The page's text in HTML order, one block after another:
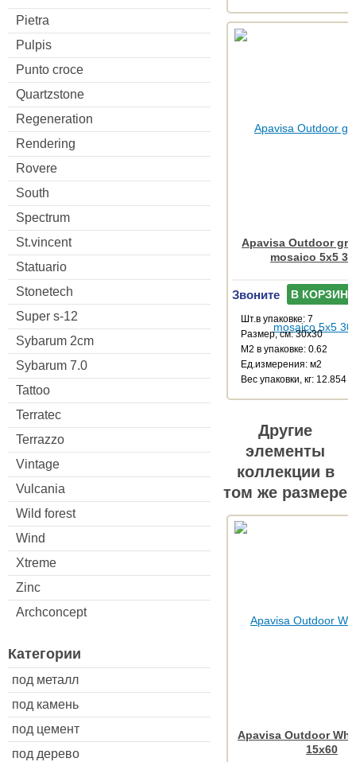
Pietra
Pulpis
Punto croce
Quartzstone
Regeneration
Rendering
Rovere
South
Spectrum
St.vincent
Statuario
Stonetech
Super s-12
Sybarum 2cm
Sybarum 7.0
Tattoo
Terratec
Terrazzo
Vintage
Vulcania
Wild forest
Wind
Xtreme
Zinc
Archconcept
Категории
под металл
под камень
под цемент
под дерево
Apavisa Outdoor
mosaico 5x5
Звоните В КОРЗИНУ
Шт.в упаковке: 7
Размер, см: 30x30
М2 в упаковке: 0.62
Ед.измерения: м2
Веc упаковки, кг: 12.854
Другие
элементы
коллекции в
том же размере
Apavisa Outdoor
15x60